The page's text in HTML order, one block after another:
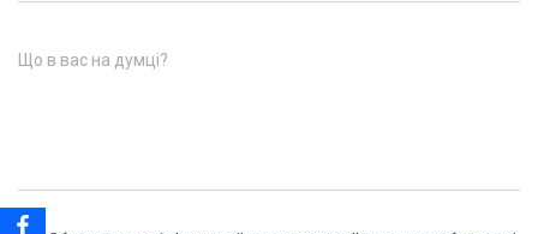
Що в вас на думці?